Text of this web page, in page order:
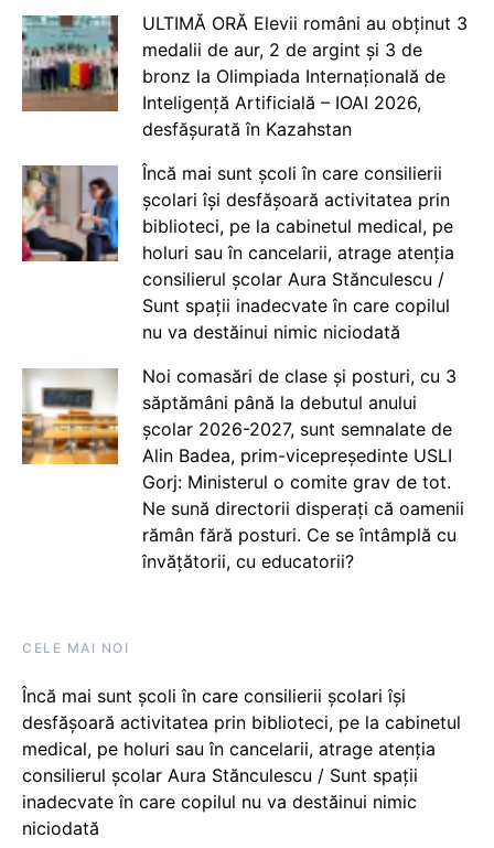
ULTIMĂ ORĂ Elevii români au obținut 3
medalii de aur, 2 de argint și 3 de
bronz la Olimpiada Internațională de
Inteligență Artificială – IOAI 2026,
desfășurată în Kazahstan
Încă mai sunt școli în care consilierii
școlari își desfășoară activitatea prin
biblioteci, pe la cabinetul medical, pe
holuri sau în cancelarii, atrage atenția
consilierul școlar Aura Stănculescu /
Sunt spații inadecvate în care copilul
nu va destăinui nimic niciodată
Noi comasări de clase și posturi, cu 3
săptămâni până la debutul anului
școlar 2026-2027, sunt semnalate de
Alin Badea, prim-vicepreședinte USLI
Gorj: Ministerul o comite grav de tot.
Ne sună directorii disperați că oamenii
rămân fără posturi. Ce se întâmplă cu
învățătorii, cu educatorii?
CELE MAI NOI
Încă mai sunt școli în care consilierii școlari își
desfășoară activitatea prin biblioteci, pe la cabinetul
medical, pe holuri sau în cancelarii, atrage atenția
consilierul școlar Aura Stănculescu / Sunt spații
inadecvate în care copilul nu va destăinui nimic
niciodată